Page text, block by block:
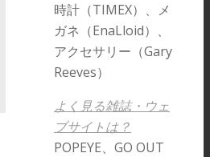
時計（TIMEX）、メ
ガネ（EnaLloid）、
アクセサリー（Gary
Reeves）
よく見る雑誌・ウェ
ブサイトは？
POPEYE、GO OUT